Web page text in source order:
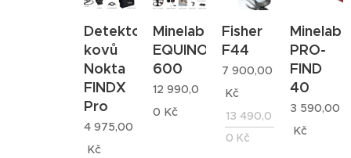
Detektor
kovů
Nokta
FINDX
Pro
4 975,00
Kč
Minelab
EQUINOX
600
12 990,0
0 Kč
Fisher
F44
7 900,00
Kč
13 490,0
0 Kč
Minelab
PRO-
FIND
40
3 590,00
Kč